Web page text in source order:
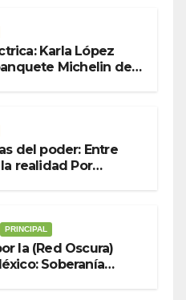
Karla López
Michelin del
del poder: Entre
realidad Por
PRINCIPAL
la (Red Oscura)
Soberanía